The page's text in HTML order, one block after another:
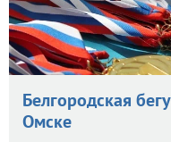
Белгородская
Омске